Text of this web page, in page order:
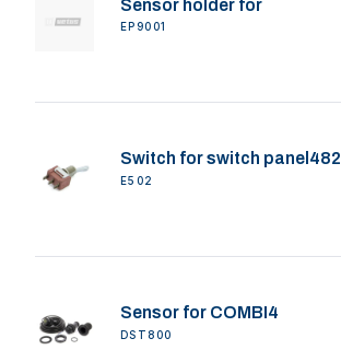
Sensor holder for
EP9001
Switch for switch panel482
E502
Sensor for COMBI4
DST800